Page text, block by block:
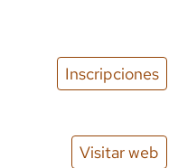
Inscripciones
Visitar web